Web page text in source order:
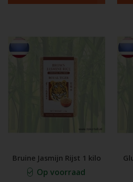
Bruine Jasmijn Rijst 1 kilo
Op voorraad